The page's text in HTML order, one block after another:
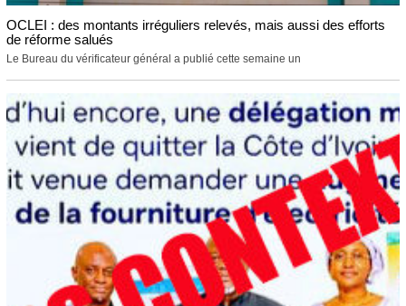
OCLEI : des montants irréguliers relevés, mais aussi des efforts
de réforme salués
Le Bureau du vérificateur général a publié cette semaine un